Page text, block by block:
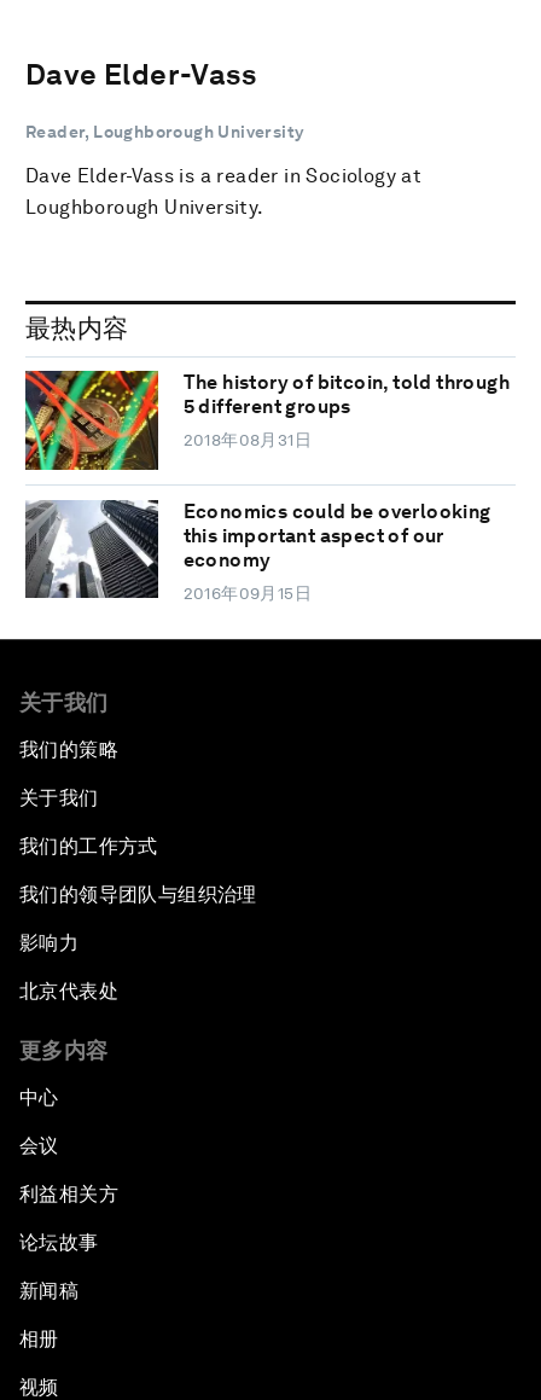
Dave Elder-Vass
Reader, Loughborough University
Dave Elder-Vass is a reader in Sociology at
Loughborough University.
最热内容
The history of bitcoin, told through
5 different groups
2018年08月31日
Economics could be overlooking
this important aspect of our
economy
2016年09月15日
关于我们
我们的策略
关于我们
我们的工作方式
我们的领导团队与组织治理
影响力
北京代表处
更多内容
中心
会议
利益相关方
论坛故事
新闻稿
相册
视频